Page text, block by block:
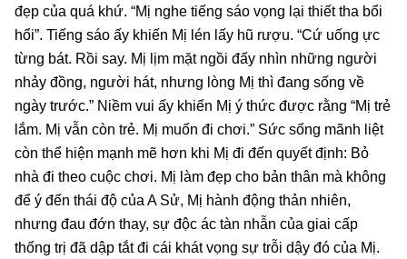
đẹp của quá khứ. “Mị nghe tiếng sáo vọng lại thiết tha bổi
hổi”. Tiếng sáo ấy khiến Mị lén lấy hũ rượu. “Cứ uống ực
từng bát. Rồi say. Mị lịm mặt ngồi đấy nhìn những người
nhảy đồng, người hát, nhưng lòng Mị thì đang sống về
ngày trước.” Niềm vui ấy khiến Mị ý thức được rằng “Mị trẻ
lắm. Mị vẫn còn trẻ. Mị muốn đi chơi.” Sức sống mãnh liệt
còn thể hiện mạnh mẽ hơn khi Mị đi đến quyết định: Bỏ
nhà đi theo cuộc chơi. Mị làm đẹp cho bản thân mà không
để ý đến thái độ của A Sử, Mị hành động thản nhiên,
nhưng đau đớn thay, sự độc ác tàn nhẫn của giai cấp
thống trị đã dập tắt đi cái khát vọng sự trỗi dậy đó của Mị.